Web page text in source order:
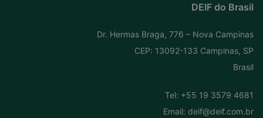
DEIF do Brasil
Dr. Hermas Braga, 776 – Nova Campinas
CEP: 13092-133 Campinas, SP
Brasil
Tel: +55 19 3579 4681
Email: deif@deif.com.br